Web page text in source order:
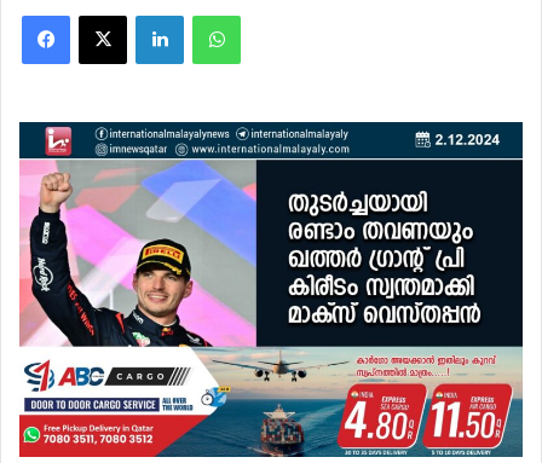
Facebook
X LinkedInWhatsApp